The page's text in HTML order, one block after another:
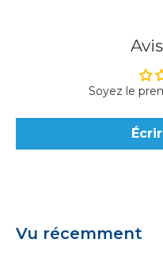
Soyez le
Vu récemment